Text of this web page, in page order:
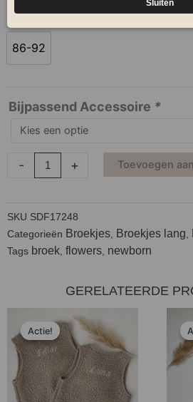
Maat
86-92
Bijpassend Accessoire *
-
Broek
Luipaard
speciaal
aantal
+ Toevoegen
SKU SDF17248
Categorieën Broekjes, Broekjes lang,
Tags broek, flowers, newborn
GERELATEERDE
Actie!
Actie!
€9,99
tot
€26,00